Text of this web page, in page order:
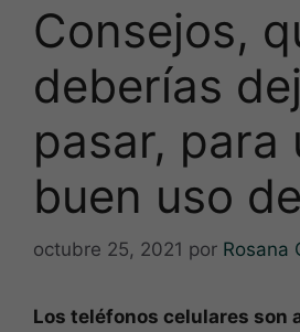
Consejos,
deberías
pasar, para
buen uso
octubre 25, 2021 por Rosana
Los teléfonos celulares son